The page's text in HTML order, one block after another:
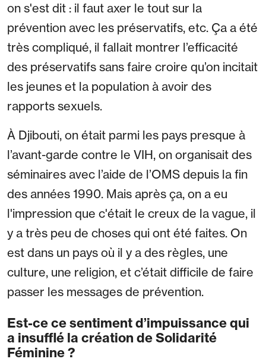
on s'est dit : il faut axer le tout sur la
prévention avec les préservatifs, etc. Ça a été
très compliqué, il fallait montrer l’efficacité
des préservatifs sans faire croire qu’on incitait
les jeunes et la population à avoir des
rapports sexuels.
À Djibouti, on était parmi les pays presque à
l’avant-garde contre le VIH, on organisait des
séminaires avec l’aide de l’OMS depuis la fin
des années 1990. Mais après ça, on a eu
l'impression que c'était le creux de la vague, il
y a très peu de choses qui ont été faites. On
est dans un pays où il y a des règles, une
culture, une religion, et c’était difficile de faire
passer les messages de prévention.
Est-ce ce sentiment d’impuissance qui
a insufflé la création de Solidarité
Féminine ?